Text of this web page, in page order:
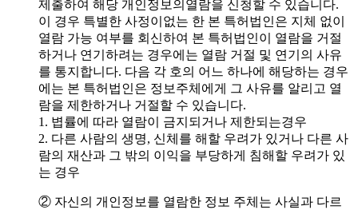
제출하여 해당 개인정보의열람을 신청할 수 있습니다.
이 경우 특별한 사정이없는 한 본 특허법인은 지체 없이
열람 가능 여부를 회신하여 본 특허법인이 열람을 거절
하거나 연기하려는 경우에는 열람 거절 및 연기의 사유
를 통지합니다. 다음 각 호의 어느 하나에 해당하는 경우
에는 본 특허법인은 정보주체에게 그 사유를 알리고 열
람을 제한하거나 거절할 수 있습니다.
1. 볍률에 따라 열람이 금지되거나 제한되는경우
2. 다른 사람의 생명, 신체를 해할 우려가 있거나 다른 사
람의 재산과 그 밖의 이익을 부당하게 침해할 우려가 있
는 경우
② 자신의 개인정보를 열람한 정보 주체는 사실과 다르